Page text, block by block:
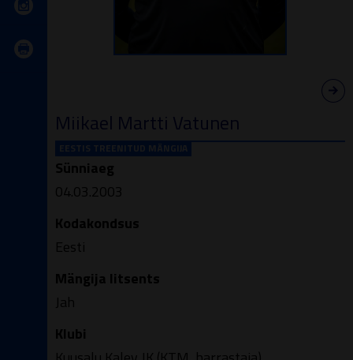
EESTIS TREENITUD MÄNGIJA
Miikael Martti Vatunen
Sünniaeg
04.03.2003
Kodakondsus
Eesti
Mängija litsents
Jah
Klubi